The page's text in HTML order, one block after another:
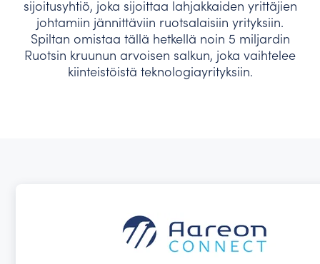
sijoitusyhtiö, joka sijoittaa lahjakkaiden yrittäjien
johtamiin jännittäviin ruotsalaisiin yrityksiin.
Spiltan omistaa tällä hetkellä noin 5 miljardin
Ruotsin kruunun arvoisen salkun, joka vaihtelee
kiinteistöistä teknologiayrityksiin.